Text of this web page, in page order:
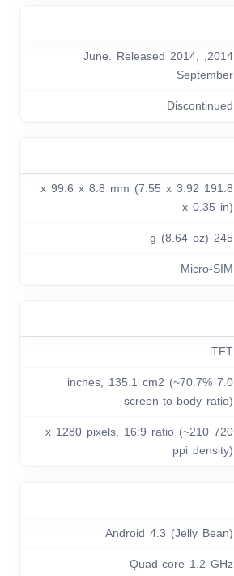
2014, June. Released 2014,
September
Discontinued
191.8 x 99.6 x 8.8 mm (7.55 x 3.92
x 0.35 in)
245 g (8.64 oz)
Micro-SIM
TFT
7.0 inches, 135.1 cm2 (~70.7%
screen-to-body ratio)
720 x 1280 pixels, 16:9 ratio (~210
ppi density)
Android 4.3 (Jelly Bean)
Quad-core 1.2 GHz